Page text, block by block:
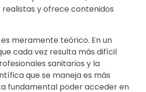
y ofrece contenidos
meramente teórico. En un
cada vez resulta más difícil
sanitarios y la
que se maneja es más
fundamental poder acceder en